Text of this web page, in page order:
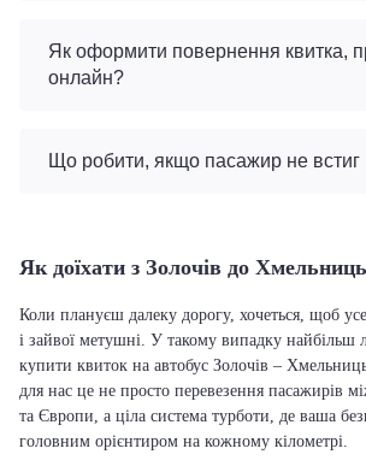
Як оформити повернення квитка,
онлайн?
Що робити, якщо пасажир не встиг
Як доїхати з Золочів до
Коли плануєш далеку дорогу, хочеться, щоб
і зайвої метушні. У такому випадку найбільш
купити квиток на автобус Золочів –
для нас це не просто перевезення пасажирів
та Європи, а ціла система турботи, де ваша
головним орієнтиром на кожному кілометрі.